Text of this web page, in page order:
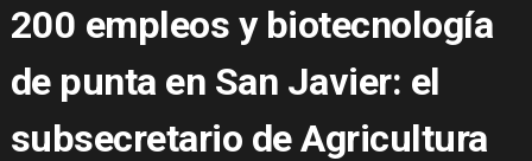
200 empleos y biotecnología
de punta en San Javier: el
subsecretario de Agricultura